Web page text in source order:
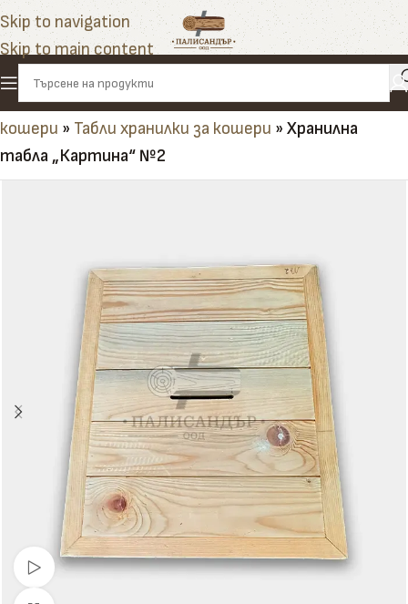
Skip to navigation
Skip to main content
Начало»Продукти»Пчеларство»Елементи за
кошери » Табли хранилки за кошери » Хранилна
табла „Картина“ №2
Гледай видео